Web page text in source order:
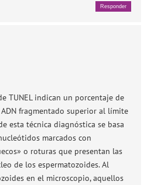
Responder
TUNEL indican un porcentaje de
fragmentado superior al límite
esta técnica diagnóstica se basa
marcados con
o roturas que presentan las
de los espermatozoides. Al
en el microscopio, aquellos